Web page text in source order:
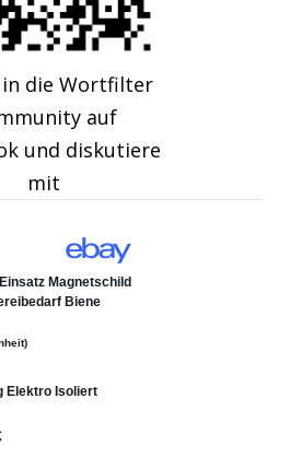
in die Wortfilter
auf
und diskutiere
mit